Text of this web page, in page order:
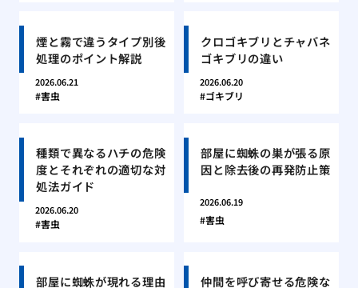
煙と霧で違うタイプ別後
処理のポイント解説
2026.06.21
害虫
クロゴキブリとチャバネ
ゴキブリの違い
2026.06.20
ゴキブリ
種類で異なるハチの危険
度とそれぞれの適切な対
処法ガイド
2026.06.20
害虫
部屋に蜘蛛の巣が張る原
因と除去後の再発防止策
2026.06.19
害虫
部屋に蜘蛛が現れる理由 仲間を呼び寄せる危険な